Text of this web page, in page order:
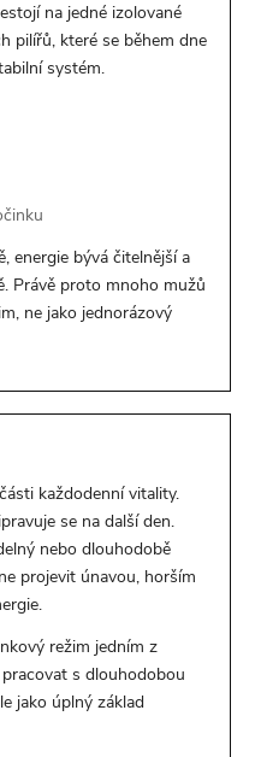
na jedné izolované
pilířů, které se během dne
systém.
energie bývá čitelnější a
Právě proto mnoho mužů
ne jako jednorázový
každodenní vitality.
se na další den.
nebo dlouhodobě
projevit únavou, horším
režim jedním z
s dlouhodobou
jako úplný základ